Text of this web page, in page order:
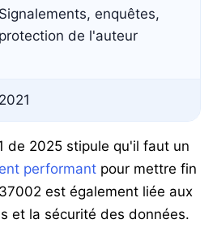
Signalements, enquêtes,
protection de l'auteur
2021
de 2025 stipule qu'il faut un
performant pour mettre fin
est également liée aux
et la sécurité des données.